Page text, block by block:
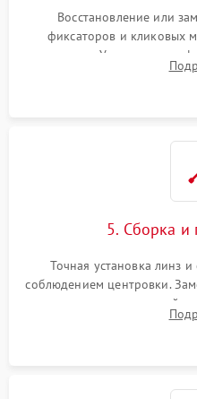
Восстановление или
фиксаторов и кликовых
поправок. Устранение
поврежденных линз,
5. Сборка и
Точная установка линз
соблюдением центровки.
нанесение влагозащитной
и заполнение его